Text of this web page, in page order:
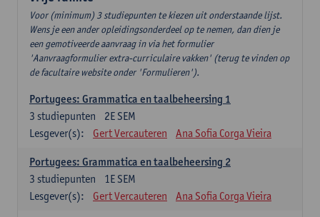
Voor (minimum) 3 studiepunten te kiezen uit onderstaande lijst.
Wens je een ander opleidingsonderdeel op te nemen, dan dien je
een gemotiveerde aanvraag in via het formulier
'Aanvraagformulier extra-curriculaire vakken' (terug te vinden op
de facultaire website onder 'Formulieren').
Portugees: Grammatica en taalbeheersing 1
2E SEM
3 studiepunten
Lesgever(s):
Gert Vercauteren Ana Sofia Corga Vieira
Portugees: Grammatica en taalbeheersing 2
1E SEM
3 studiepunten
Lesgever(s):
Gert Vercauteren Ana Sofia Corga Vieira